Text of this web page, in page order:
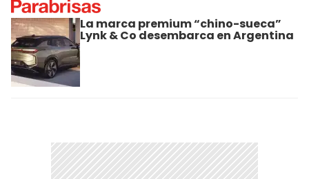
La marca premium “chino-sueca”
Lynk & Co desembarca en Argentina